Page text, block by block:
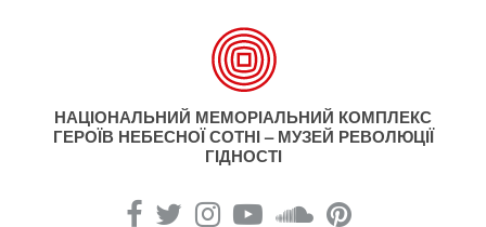
НАЦІОНАЛЬНИЙ МЕМОРІАЛЬНИЙ КОМПЛЕКС
ГЕРОЇВ НЕБЕСНОЇ СОТНІ – МУЗЕЙ РЕВОЛЮЦІЇ
ГІДНОСТІ